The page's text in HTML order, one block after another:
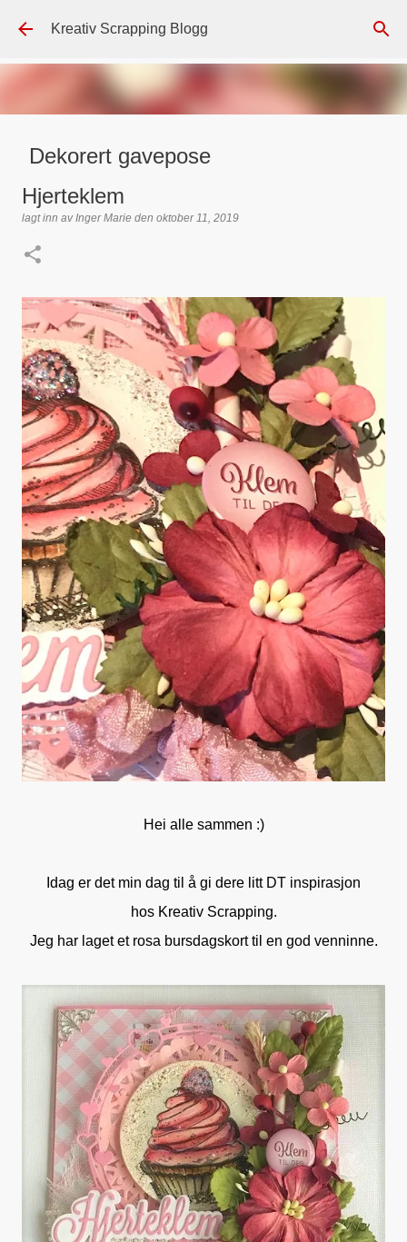
Gå til hovedinnhold
Kreativ Scrapping Blogg
Dekorert gavepose
GAVEPOSE / POSEKORT
Hjerteklem
lagt inn avInger Marie den oktober 11, 2019
Hei alle sammen :)
Idag er det min dag til å gi dere litt DT inspirasjon
hos Kreativ Scrapping.
Jeg har laget et rosa bursdagskort til en god venninne.